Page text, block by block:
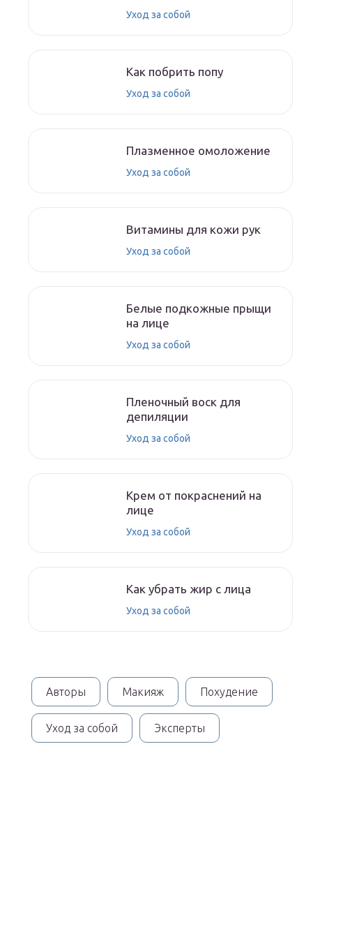
Уход за собой
Как побрить попу
Уход за собой
Плазменное омоложение
Уход за собой
Витамины для кожи рук
Уход за собой
Белые подкожные прыщи
на лице
Уход за собой
Пленочный воск для
депиляции
Уход за собой
Крем от покраснений на
лице
Уход за собой
Как убрать жир с лица
Уход за собой
Авторы Макияж Похудение
Уход за собой Эксперты